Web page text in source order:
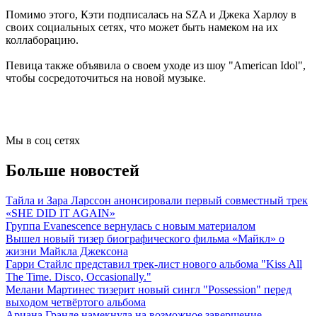
Помимо этого, Кэти подписалась на SZA и Джека Харлоу в
своих социальных сетях, что может быть намеком на их
коллаборацию.
Певица также объявила о своем уходе из шоу "American Idol",
чтобы сосредоточиться на новой музыке.
Мы в соц сетях
Больше новостей
Тайла и Зара Ларссон анонсировали первый совместный трек
«SHE DID IT AGAIN»
Группа Evanescence вернулась с новым материалом
Вышел новый тизер биографического фильма «Майкл» о
жизни Майкла Джексона
Гарри Стайлс представил трек-лист нового альбома "Kiss All
The Time. Disco, Occasionally."
Мелани Мартинес тизерит новый сингл "Possession" перед
выходом четвёртого альбома